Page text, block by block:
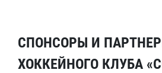
СПОНСОРЫ И
ХОККЕЙНОГО КЛУБА